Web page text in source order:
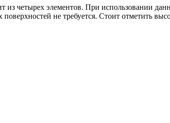
из четырех элементов. При использовании
не требуется. Стоит отметить